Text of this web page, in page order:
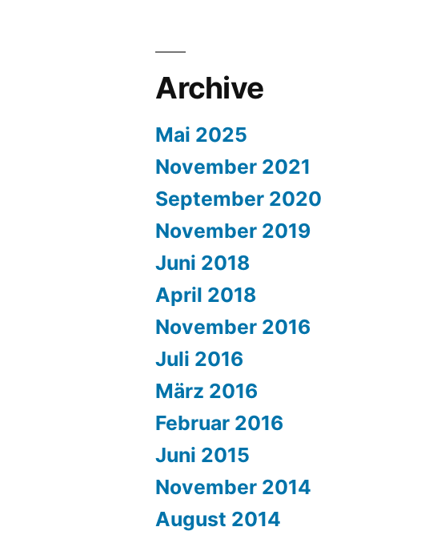
Archive
Mai 2025
November 2021
September 2020
November 2019
Juni 2018
April 2018
November 2016
Juli 2016
März 2016
Februar 2016
Juni 2015
November 2014
August 2014